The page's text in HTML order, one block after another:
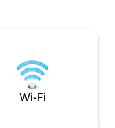
Haddonfield/
ločen vhod in
Pristajnica, polna
prostočasne ali
Wi-Fi